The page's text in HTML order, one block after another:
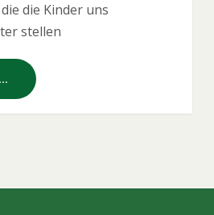
die Kinder uns
stellen